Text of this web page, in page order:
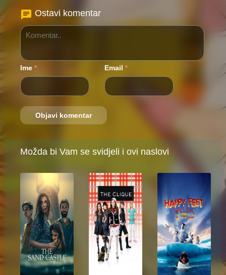
Ostavi komentar
Ime * Email *
Možda bi Vam se svidjeli i ovi naslovi